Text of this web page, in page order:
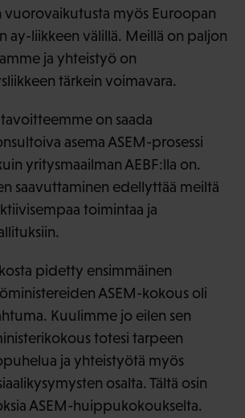
vuorovaikutusta myös Euroopan
ay-liikkeen välillä. Meillä on paljon
ja yhteistyö on
tärkein voimavara.
on saada
asema ASEM-prosessi
yritysmaailman AEBF:lla on.
saavuttaminen edellyttää meiltä
toimintaa ja
pidetty ensimmäinen
ASEM-kokous oli
Kuulimme jo eilen sen
totesi tarpeen
ja yhteistyötä myös
osalta. Tältä osin
ASEM-huippukokoukselta.